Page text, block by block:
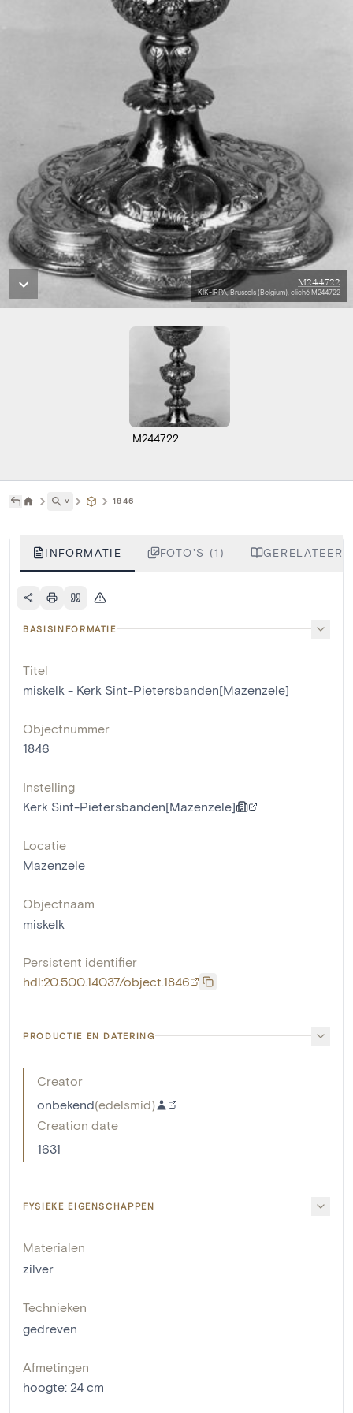
M244722
KIK-IRPA, Brussels (Belgium), cliché M244722
M244722
˅ 1846
INFORMATIE FOTO'S (1)
BASISINFORMATIE
Titel
miskelk - Kerk Sint-Pietersbanden[Mazenzele]
Objectnummer
1846
Instelling
Kerk Sint-Pietersbanden[Mazenzele]
Locatie
Mazenzele
Objectnaam
miskelk
Persistent identifier
hdl:20.500.14037/object.1846
PRODUCTIE EN DATERING
Creator
onbekend(edelsmid)
Creation date
1631
FYSIEKE EIGENSCHAPPEN
Materialen
zilver
Technieken
gedreven
Afmetingen
hoogte: 24 cm